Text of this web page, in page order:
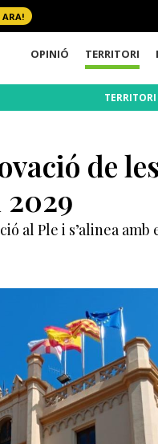
ARA!
OPINIÓ TERRITORI
TERRITORI
de
al Ple i s’alinea